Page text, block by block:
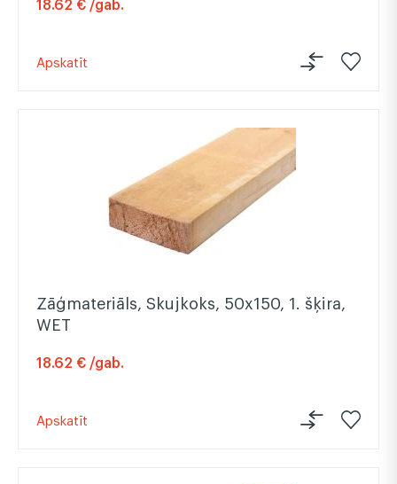
Apskatīt
Zāģmateriāls, Skujkoks, 50x150, 1. šķira,
WET
18.62 € /gab.
Apskatīt